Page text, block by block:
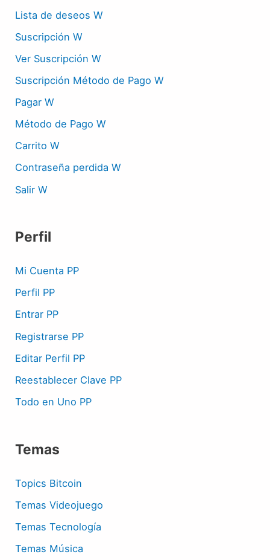
Lista de deseos W
Suscripción W
Ver Suscripción W
Suscripción Método de Pago W
Pagar W
Método de Pago W
Carrito W
Contraseña perdida W
Salir W
Perfil
Mi Cuenta PP
Perfil PP
Entrar PP
Registrarse PP
Editar Perfil PP
Reestablecer Clave PP
Todo en Uno PP
Temas
Topics Bitcoin
Temas Videojuego
Temas Tecnología
Temas Música